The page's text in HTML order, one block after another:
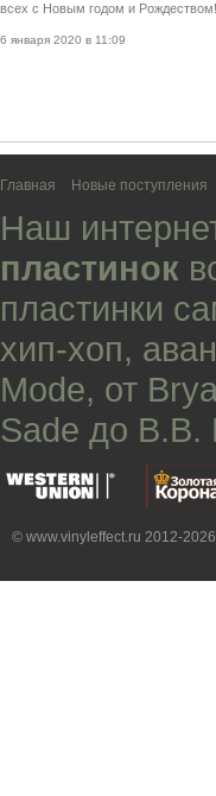
всех с Новым годом и Рождеством!
6 января 2020 в 11:09
Главная Новые поступления
Наш
пластинок
пластинки
хип-хоп,
Mode, от
Sade до B.B.
© www.vinyleffect.ru 2012-